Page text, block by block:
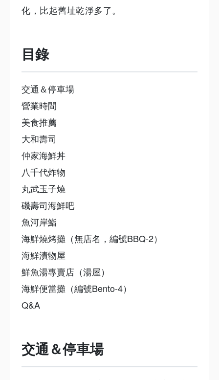
化，比起舊址乾淨多了。
目錄
交通＆停車場
營業時間
美食推薦
大和壽司
仲家海鮮丼
八千代炸物
丸武玉子燒
磯壽司海鮮吧
魚河岸鮨
海鮮燒烤攤（無店名，編號BBQ-2）
海鮮漬物屋
鮮魚湯專賣店（湯屋）
海鮮便當攤（編號Bento-4）
Q&A
交通＆停車場